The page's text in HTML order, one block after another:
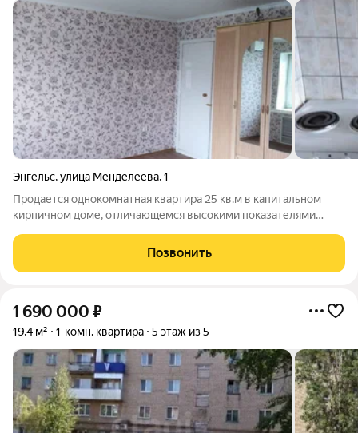
Энгельс,улица Менделеева,1
Продается однокомнатная квартира 25 кв.м в капитальном
кирпичном доме, отличающемся высокими показателями
состоянии , готовым к заселению. Практичная свободная
планировка с изолированной комнатой
Позвонить
1 690 000 ₽
19,4 м² 1-комн. квартира 5 этаж из 5